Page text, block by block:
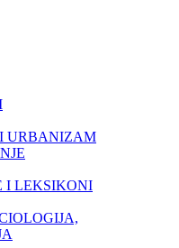
URBANIZAM
I LEKSIKONI